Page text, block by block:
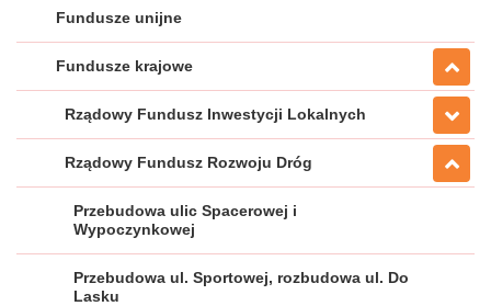
Fundusze unijne
Fundusze krajowe
Rządowy Fundusz Inwestycji Lokalnych
Rządowy Fundusz Rozwoju Dróg
Przebudowa ulic Spacerowej i
Wypoczynkowej
Przebudowa ul. Sportowej, rozbudowa ul. Do
Lasku